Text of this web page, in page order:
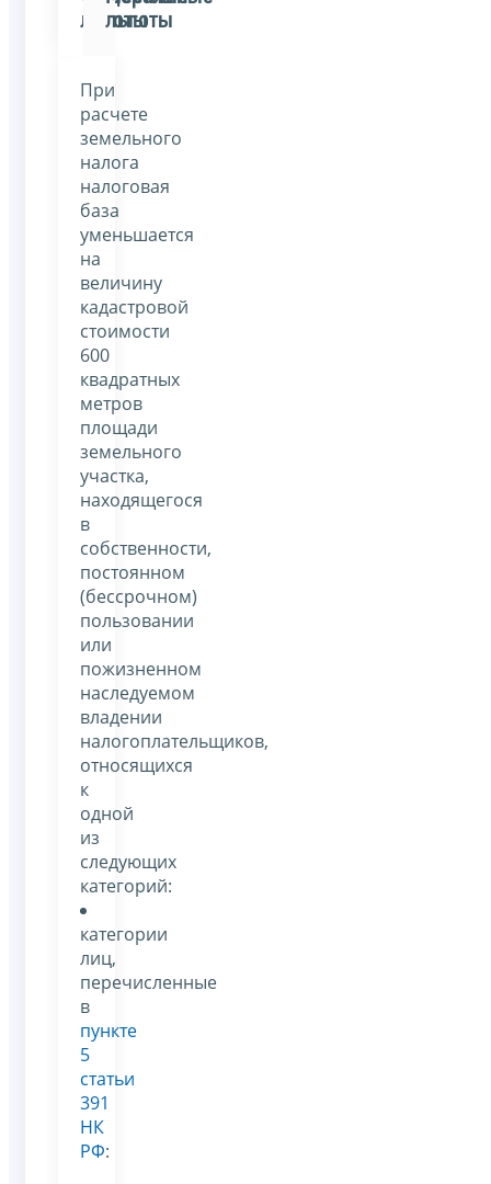
льготы
льготы
При
расчете
земельного
налога
налоговая
база
уменьшается
на
величину
кадастровой
стоимости
600
квадратных
метров
площади
земельного
участка,
находящегося
в
собственности,
постоянном
(бессрочном)
пользовании
или
пожизненном
наследуемом
владении
налогоплательщиков,
относящихся
к
одной
из
следующих
категорий:
категории
лиц,
перечисленные
в
пункте
5
статьи
391
НК
РФ: